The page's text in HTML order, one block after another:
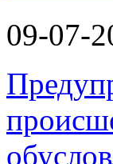
09-07-